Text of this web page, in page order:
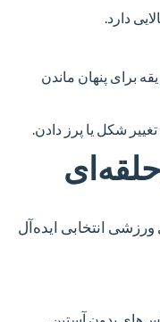
دارد.
برای پنهان ماندن
شکل یا پرز دادن.
انتخابی ایده‌آل
بدون آستین.